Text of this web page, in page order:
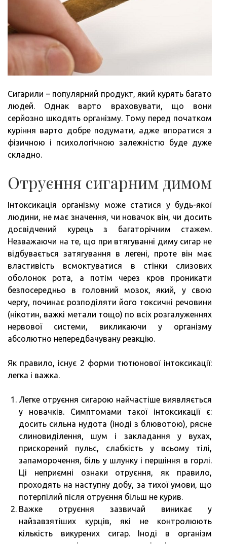
Сигарили – популярний продукт, який курять багато
людей. Однак варто враховувати, що вони
серйозно шкодять організму. Тому перед початком
куріння варто добре подумати, адже впоратися з
фізичною і психологічною залежністю буде дуже
складно.
Отруєння сигарним димом
Інтоксикація організму може статися у будь-якої
людини, не має значення, чи новачок він, чи досить
досвідчений курець з багаторічним стажем.
Незважаючи на те, що при втягуванні диму сигар не
відбувається затягування в легені, проте він має
властивість всмоктуватися в стінки слизових
оболонок рота, а потім через кров проникати
безпосередньо в головний мозок, який, у свою
чергу, починає розподіляти його токсичні речовини
(нікотин, важкі метали тощо) по всіх розгалуженнях
нервової системи, викликаючи у організму
абсолютно непередбачувану реакцію.
Як правило, існує 2 форми тютюнової інтоксикації:
легка і важка.
Легке отруєння сигарою найчастіше виявляється
у новачків. Симптомами такої інтоксикації є:
досить сильна нудота (іноді з блювотою), рясне
слиновиділення, шум і закладання у вухах,
прискорений пульс, слабкість у всьому тілі,
запаморочення, біль у шлунку і першіння в горлі.
Ці неприємні ознаки отруєння, як правило,
проходять на наступну добу, за тихої умови, що
потерпілий після отруєння більш не курив.
Важке отруєння зазвичай виникає у
найзавзятіших курців, які не контролюють
кількість викурених сигар. Іноді в організм